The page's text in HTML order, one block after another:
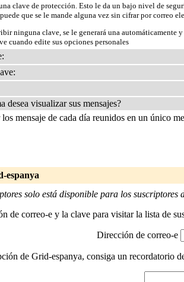
clave de protección. Esto le da un bajo nivel de
que se le mande alguna vez sin cifrar por correo
ninguna clave, se le generará una automáticamente
cuando edite sus opciones personales
desea visualizar sus mensajes?
mensaje de cada día reunidos en un único
espanya
solo está disponible para los suscriptores
de correo-e y la clave para visitar la lista de
Dirección de correo-e
de Grid-espanya, consiga un recordatorio